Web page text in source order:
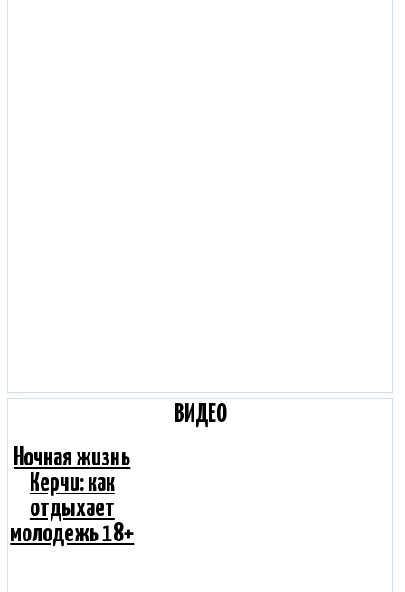
ВИДЕО
Ночная жизнь
Керчи: как
отдыхает
молодежь 18+